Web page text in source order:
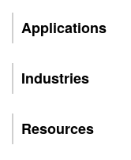
Applications
Industries
Resources